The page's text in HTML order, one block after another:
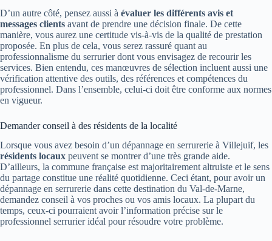
D’un autre côté, pensez aussi à évaluer les différents avis et
messages clients avant de prendre une décision finale. De cette
manière, vous aurez une certitude vis-à-vis de la qualité de prestation
proposée. En plus de cela, vous serez rassuré quant au
professionnalisme du serrurier dont vous envisagez de recourir les
services. Bien entendu, ces manœuvres de sélection incluent aussi une
vérification attentive des outils, des références et compétences du
professionnel. Dans l’ensemble, celui-ci doit être conforme aux normes
en vigueur.
Demander conseil à des résidents de la localité
Lorsque vous avez besoin d’un dépannage en serrurerie à Villejuif, les
résidents locaux peuvent se montrer d’une très grande aide.
D’ailleurs, la commune française est majoritairement altruiste et le sens
du partage constitue une réalité quotidienne. Ceci étant, pour avoir un
dépannage en serrurerie dans cette destination du Val-de-Marne,
demandez conseil à vos proches ou vos amis locaux. La plupart du
temps, ceux-ci pourraient avoir l’information précise sur le
professionnel serrurier idéal pour résoudre votre problème.